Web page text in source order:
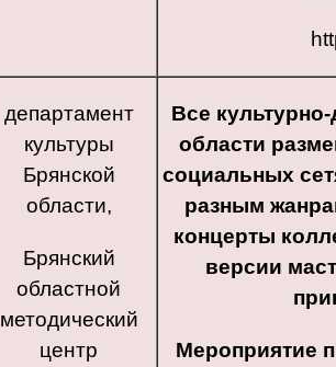
департамент
культуры
Брянской
области,
Брянский
областной
методический
центр
Все
области
социальных
разным
концерты
версии
Мероприятие